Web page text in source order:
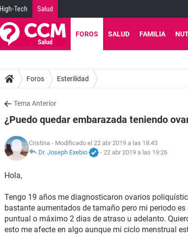
High-Tech Salud
FOROS SALUD FAMILIA
Foros Esterilidad
Tema Anterior
¿Puedo quedar embarazada teniendo
Cristina - Modificado el 22 abr 2019 a las 18:43
Dr. Joseph Exebio
- 22 abr 2019 a las 19:26
Hola,
Tengo 19 años me diagnosticaron ovarios
bastante aumentados de tamaño pero mi periodo
puntual o máximo 2 dias de atraso u adelanto.
esto me afecte en algo aunque mi ciclo menstrual